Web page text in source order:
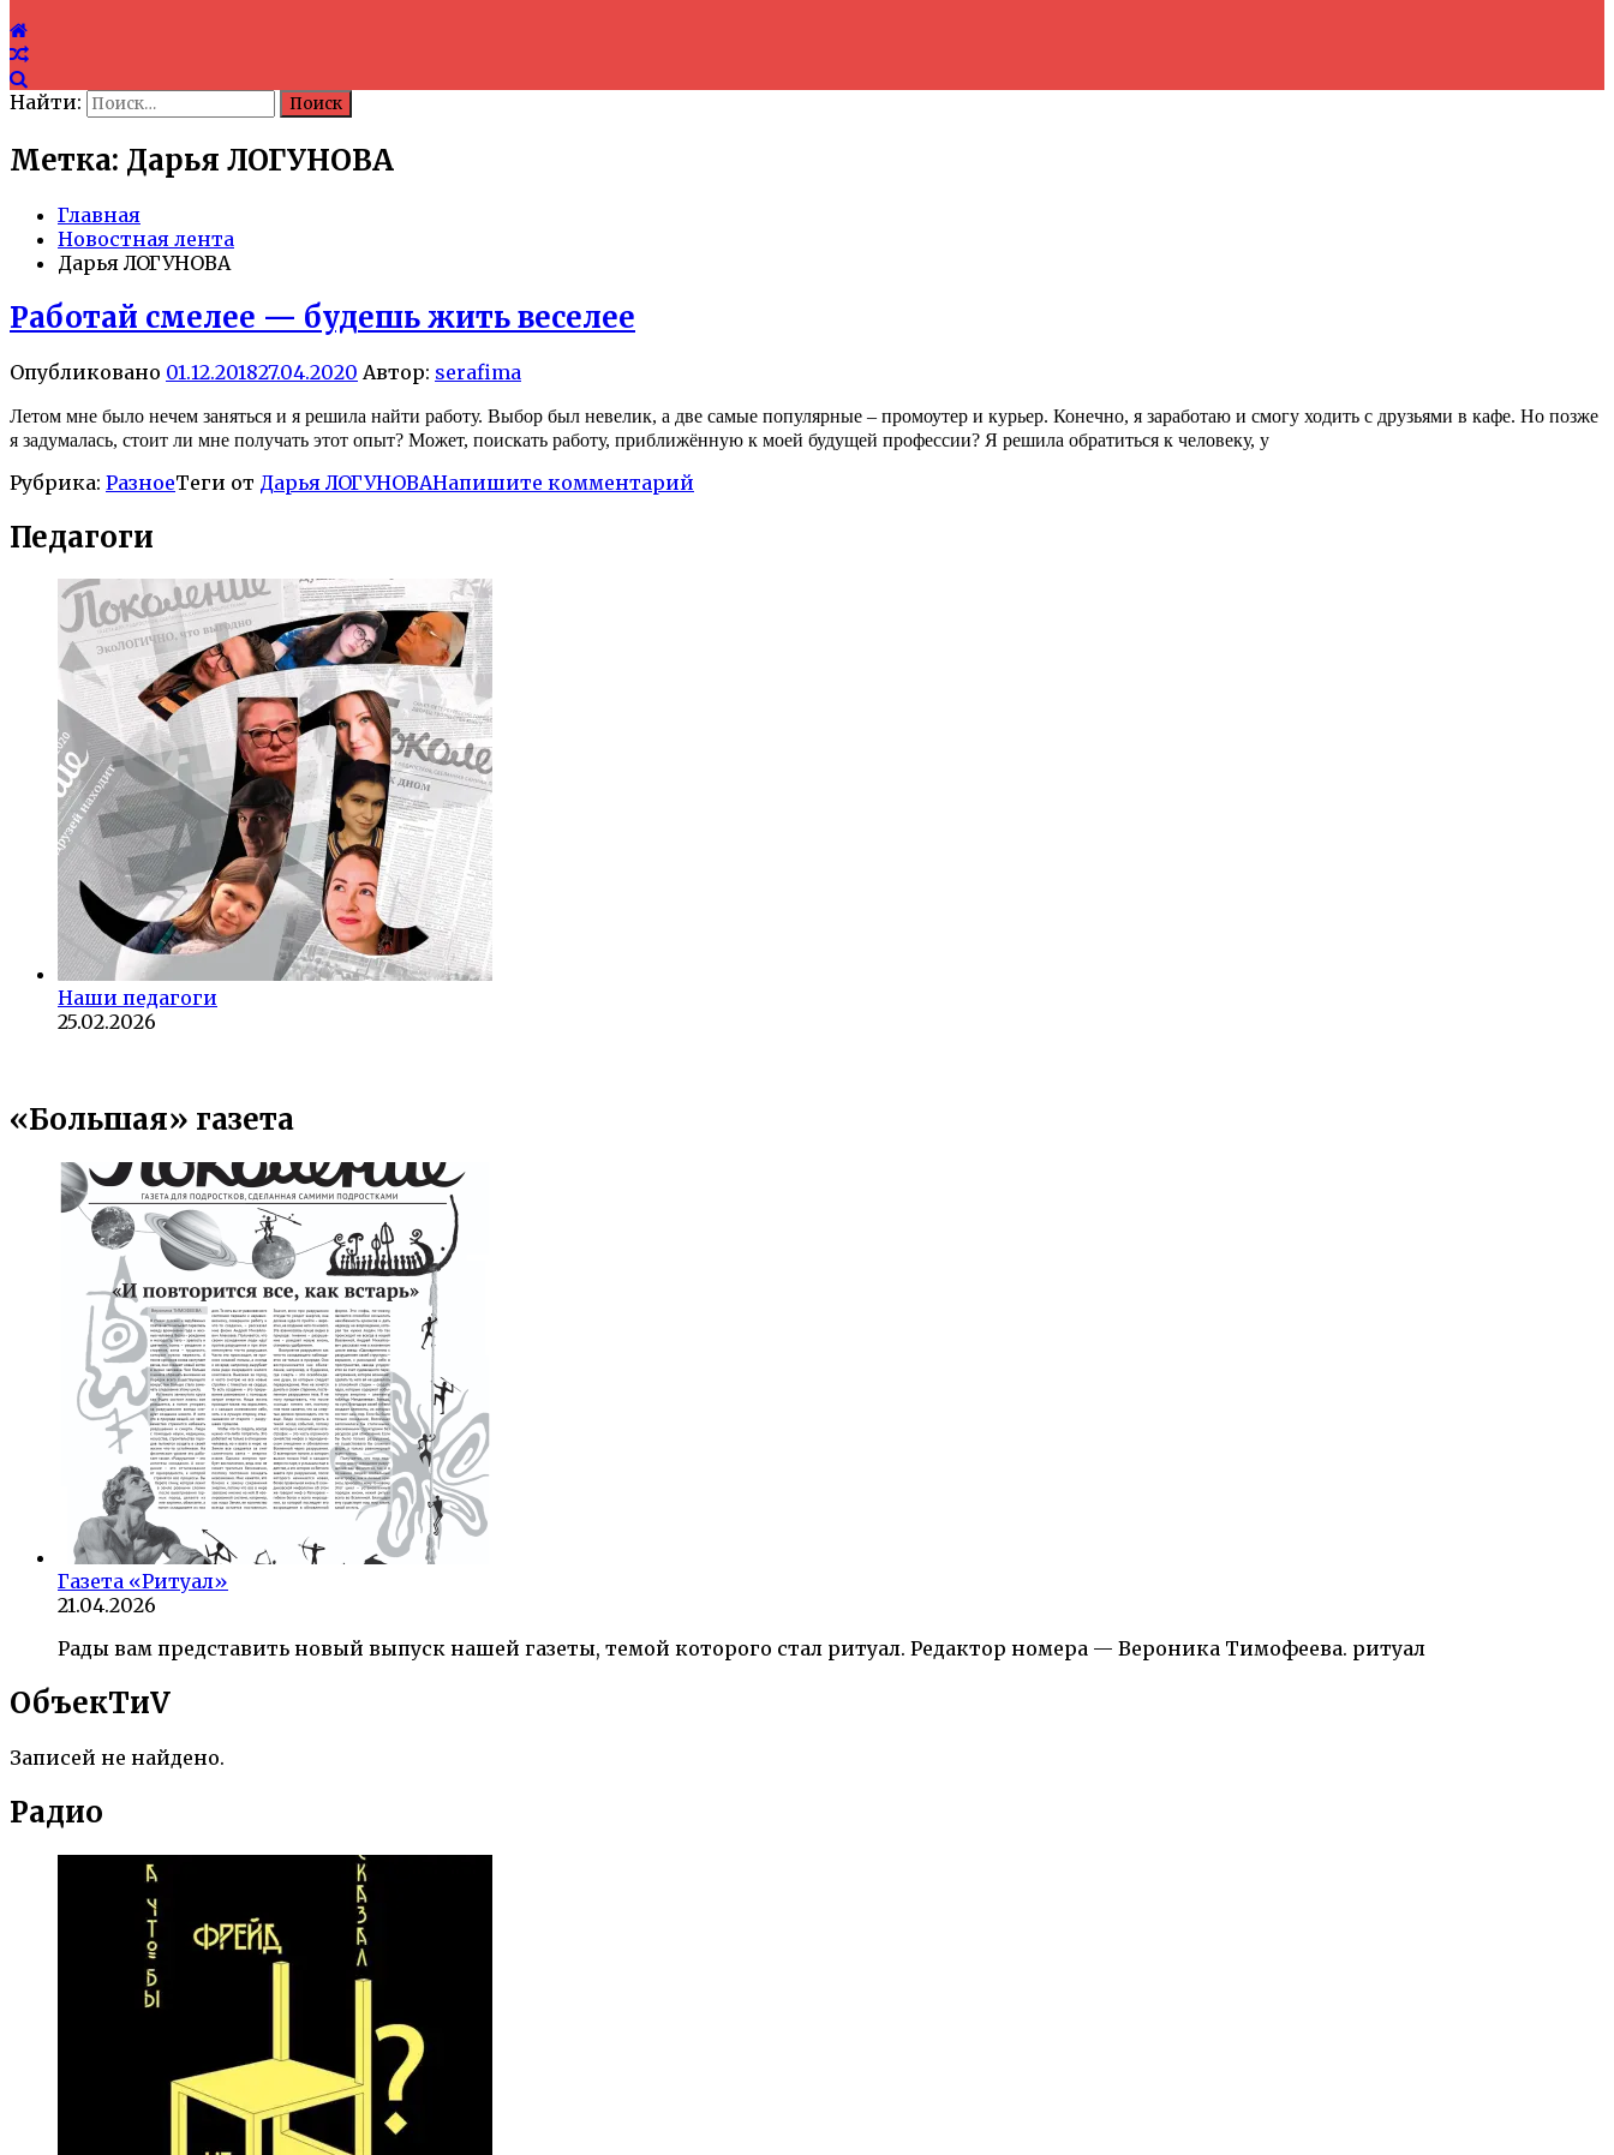
Найти:
Метка: Дарья ЛОГУНОВА
Главная
Новостная лента
Дарья ЛОГУНОВА
Работай смелее — будешь жить веселее
Опубликовано 01.12.201827.04.2020 Автор: serafima
Летом мне было нечем заняться и я решила найти работу. Выбор был невелик, а две самые популярные – промоутер и курьер. Конечно, я заработаю и смогу ходить с друзьями в кафе. Но позже
я задумалась, стоит ли мне получать этот опыт? Может, поискать работу, приближённую к моей будущей профессии? Я решила обратиться к человеку, у
Рубрика: РазноеТеги от Дарья ЛОГУНОВАНапишите комментарий
Педагоги
Наши педагоги
25.02.2026
«Большая» газета
Газета «Ритуал»
21.04.2026
Рады вам представить новый выпуск нашей газеты, темой которого стал ритуал. Редактор номера — Вероника Тимофеева. ритуал
ОбъекTиV
Записей не найдено.
Радио